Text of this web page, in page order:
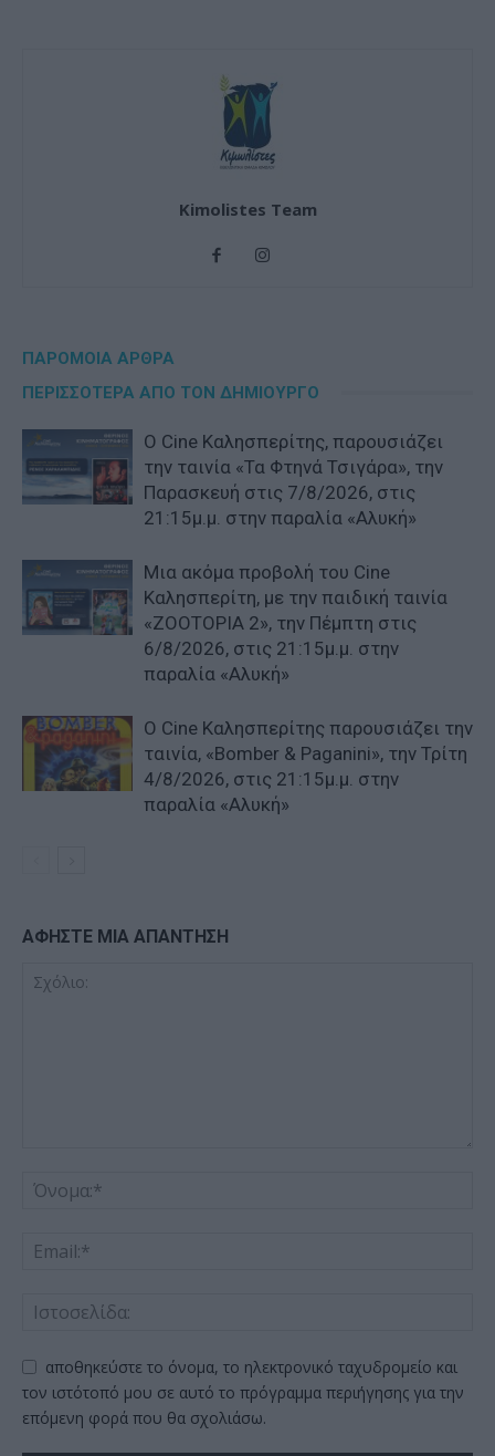
Kimolistes Team
ΠΑΡΟΜΟΙΑ ΑΡΘΡΑ
ΠΕΡΙΣΣΟΤΕΡΑ ΑΠΟ ΤΟΝ ΔΗΜΙΟΥΡΓΟ
Ο Cine Καλησπερίτης, παρουσιάζει
την ταινία «Τα Φτηνά Τσιγάρα», την
Παρασκευή στις 7/8/2026, στις
21:15μ.μ. στην παραλία «Αλυκή»
Μια ακόμα προβολή του Cine
Καλησπερίτη, με την παιδική ταινία
«ZOOTOPIA 2», την Πέμπτη στις
6/8/2026, στις 21:15μ.μ. στην
παραλία «Αλυκή»
Ο Cine Καλησπερίτης παρουσιάζει την
ταινία, «Bomber & Paganini», την Τρίτη
4/8/2026, στις 21:15μ.μ. στην
παραλία «Αλυκή»
ΑΦΗΣΤΕ ΜΙΑ ΑΠΑΝΤΗΣΗ
αποθηκεύστε το όνομα, το ηλεκτρονικό ταχυδρομείο και
τον ιστότοπό μου σε αυτό το πρόγραμμα περιήγησης για την
επόμενη φορά που θα σχολιάσω.